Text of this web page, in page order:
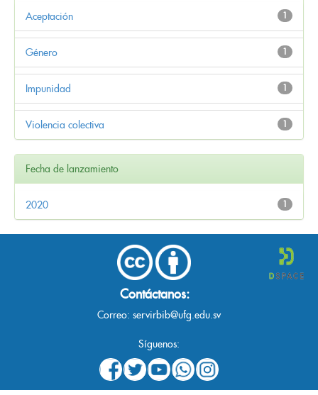
1
Aceptación
1
Género
1
Impunidad
1
Violencia colectiva
Fecha de lanzamiento
1
2020
Contáctanos:
Correo: servirbib@ufg.edu.sv
Síguenos: